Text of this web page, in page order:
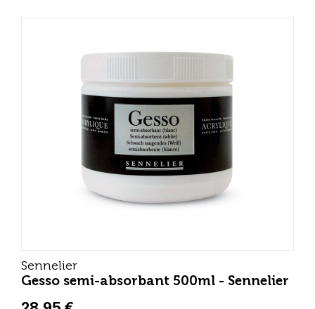
Sennelier
Gesso semi-absorbant 500ml - Sennelier